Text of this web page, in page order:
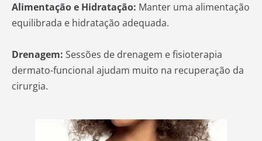
Alimentação e Hidratação: Manter uma alimentação
equilibrada e hidratação adequada.
Drenagem: Sessões de drenagem e fisioterapia
dermato-funcional ajudam muito na recuperação da
cirurgia.